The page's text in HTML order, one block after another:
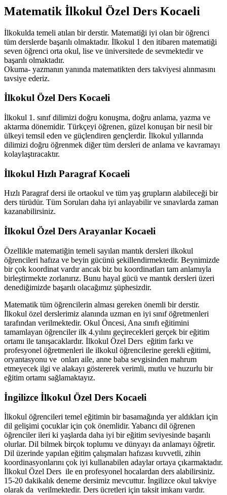
Matematik İlkokul Özel Ders Kocaeli
İlkokulda temeli atılan bir derstir. Matematiği iyi olan bir öğrenci
tüm derslerde başarılı olmaktadır. İlkokul 1 den itibaren matematiği
seven öğrenci orta okul, lise ve üniversitede de sevmektedir ve
başarılı olmaktadır.
Okuma- yazmanın yanında matematikten ders takviyesi alınmasını
tavsiye ederiz.
İlkokul Özel Ders Kocaeli
İlkokul 1. sınıf dilimizi doğru konuşma, doğru anlama, yazma ve
aktarma dönemidir. Türkçeyi öğrenen, güzel konuşan bir nesil bir
ülkeyi temsil eden ve güçlendiren gençlerdir. İlkokul yıllarında
dilimizi doğru öğrenmek diğer tüm dersleri de anlama ve kavramayı
kolaylaştıracaktır.
İlkokul Hızlı Paragraf Kocaeli
Hızlı Paragraf dersi ile ortaokul ve tüm yaş grupların alabileceği bir
ders türüdür. Tüm Soruları daha iyi anlayabilir ve sınavlarda zaman
kazanabilirsiniz.
İlkokul Özel Ders Arayanlar Kocaeli
Özellikle matematiğin temeli sayılan mantık dersleri ilkokul
öğrencileri hafıza ve beyin gücünü şekillendirmektedir. Beynimizde
bir çok koordinat vardır ancak biz bu koordinatları tam anlamıyla
birleştirmekte zorlanırız. Bunu hayal gücü ve mantık dersleri üzeri
denediğimizde başarılı olacağımız şüphesizdir.
Matematik tüm öğrencilerin alması gereken önemli bir derstir.
İlkokul özel derslerimiz alanında uzman en iyi sınıf öğretmenleri
tarafından verilmektedir. Okul Öncesi, Ana sınıfı eğitimini
tamamlayan öğrenciler ilk 4.yılını geçirecekleri gerçek bir eğitim
ortamı ile tanışacaklardır. İlkokul Özel Ders eğitim farkı ve
profesyonel öğretmenleri ile ilkokul öğrencilerine gerekli eğitimi,
oryantasyonu ve onları aile, anne baba sevgisinden mahrum
etmeyecek ilgi ve alakayı göstererek verimli, mutlu ve huzurlu bir
eğitim ortamı sağlamaktayız.
İngilizce İlkokul Özel Ders Kocaeli
İlkokul öğrencileri temel eğitimin bir basamağında yer aldıkları için
dil gelişimi çocuklar için çok önemlidir. Yabancı dil öğrenen
öğrenciler ileri ki yaşlarda daha iyi bir eğitim seviyesinde başarılı
olurlar. Dil bilmek birçok toplumu ve dünyayı da anlamayı öğretir.
Dil üzerinde yapılan eğitim çalışmaları hafızası kuvvetli, zihin
koordinasyonlarını çok iyi kullanabilen adaylar ortaya çıkarmaktadır.
İlkokul Özel Ders ile en profesyonel hocalardan ders alabilirsiniz.
15-20 dakikalık deneme dersimiz mevcuttur. İngilizce okul takviye
olarak da verilmektedir. Ders ücretleri için taksit imkanı vardır.